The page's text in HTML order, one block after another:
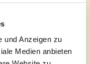
und Anzeigen zu
Medien anbieten
Mitspieler sind da,
Freude und gute